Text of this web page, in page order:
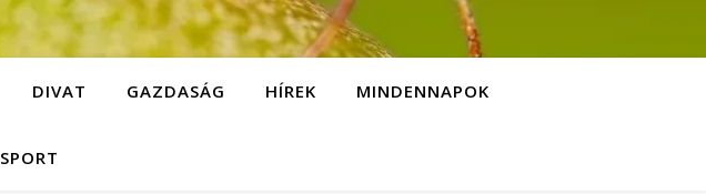
DIVAT GAZDASÁG HÍREK MINDENNAPOK
SPORT